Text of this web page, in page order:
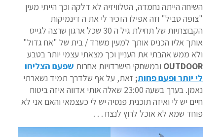
השיחה הייתה נחמדה, הטלוויזיה לא דלקה וכך הייתי מעין
"צופה סביל" וזה אפילו הזכיר לי את ה דינמיקות
הקבוצתיות של תחילת גיל ה 30 שכל ארגון שרצה לגייס
אותך אליו הכניס אותך למעין משרד / בית של "אח גדול"
ולא ממש אהבתי את העניין וכך מצאתי עצמי יותר בטבע
OUTDOOR ובמשחקי הישרדויות אחרות שפעם הצליחו
לי יותר ופעם פחות; זאת, על אף שלדרך תמיד נשארתי
נאמן. בערך בשעה 23:00 שאלה אותי אדווה איזה ביטוח
חיים יש לי ואיזה תוכנית פנסיה יש לי כעצמאי והאם אני לא
פוחד שמא לא אוכל לרוץ לנצח . . .